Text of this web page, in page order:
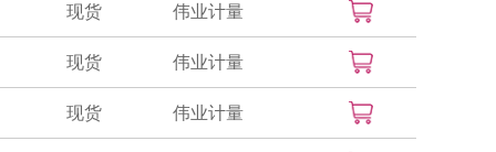
现货 伟业计量
现货 伟业计量
现货 伟业计量